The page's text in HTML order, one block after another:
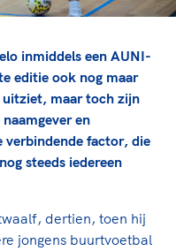
inmiddels een AUNI-
editie ook nog maar
maar toch zijn
en
verbindende factor, die
steeds iedereen
dertien, toen hij
jongens buurtvoetbal